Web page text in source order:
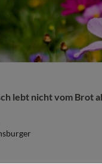
lebt nicht vom Brot